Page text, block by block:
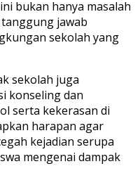
bukan hanya masalah
jawab
sekolah yang
sekolah juga
konseling dan
serta kekerasan di
harapan agar
kejadian serupa
mengenai dampak